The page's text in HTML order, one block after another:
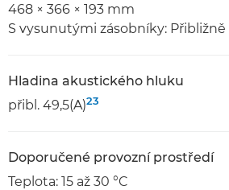
468 × 366 × 193 mm
S vysunutými zásobníky:
Hladina akustického hluku
přibl. 49,5(A)23
Doporučené provozní prostředí
Teplota: 15 až 30 °C